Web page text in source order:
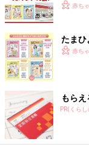
赤ち
たまひ
赤ち
もら
PR(くら